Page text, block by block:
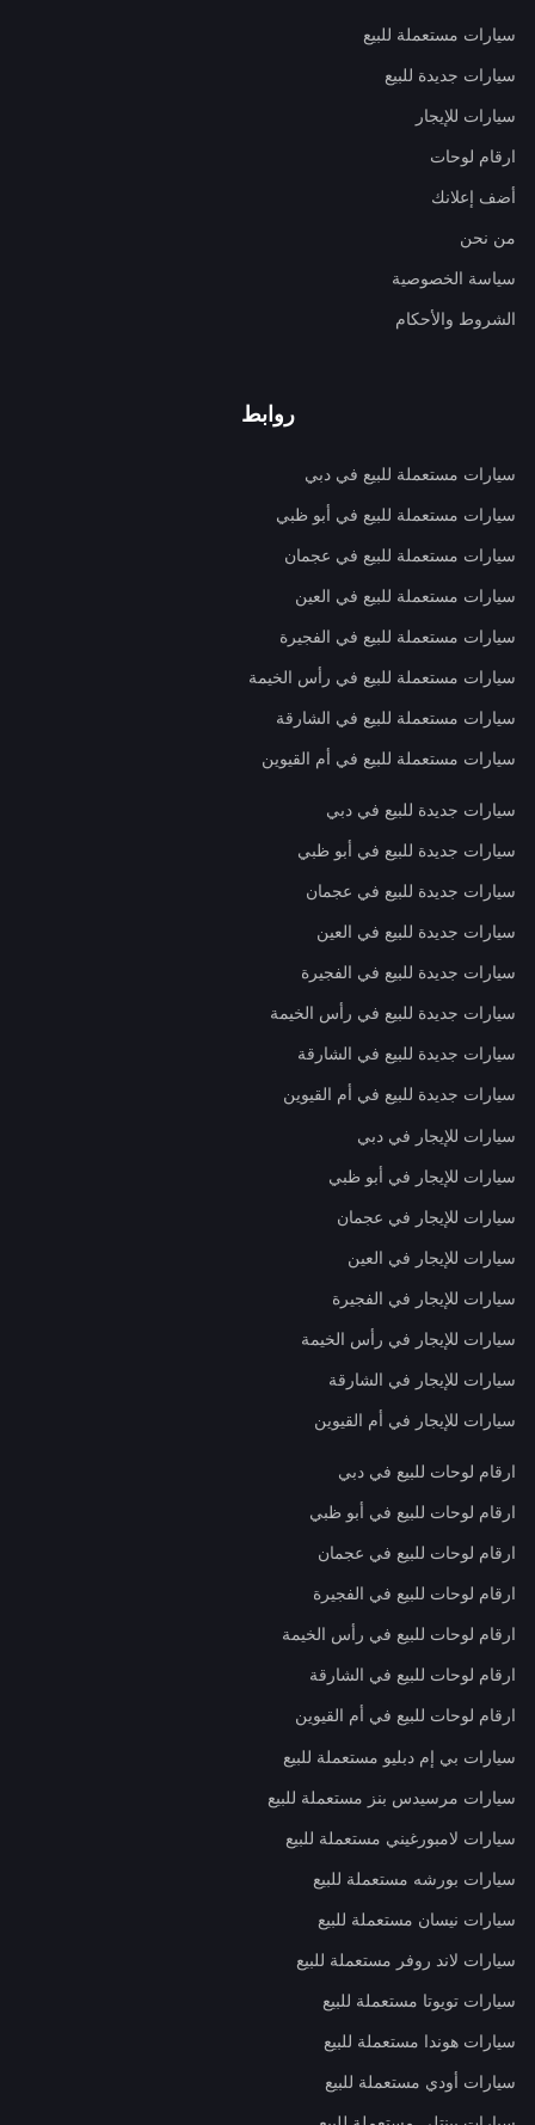
سيارات مستعملة للبيع
سيارات جديدة للبيع
سيارات للإيجار
ارقام لوحات
أضف إعلانك
من نحن
سياسة الخصوصية
الشروط والأحكام
روابط
سيارات مستعملة للبيع في دبي
سيارات مستعملة للبيع في أبو ظبي
سيارات مستعملة للبيع في عجمان
سيارات مستعملة للبيع في العين
سيارات مستعملة للبيع في الفجيرة
سيارات مستعملة للبيع في رأس الخيمة
سيارات مستعملة للبيع في الشارقة
سيارات مستعملة للبيع في أم القيوين
سيارات جديدة للبيع في دبي
سيارات جديدة للبيع في أبو ظبي
سيارات جديدة للبيع في عجمان
سيارات جديدة للبيع في العين
سيارات جديدة للبيع في الفجيرة
سيارات جديدة للبيع في رأس الخيمة
سيارات جديدة للبيع في الشارقة
سيارات جديدة للبيع في أم القيوين
سيارات للإيجار في دبي
سيارات للإيجار في أبو ظبي
سيارات للإيجار في عجمان
سيارات للإيجار في العين
سيارات للإيجار في الفجيرة
سيارات للإيجار في رأس الخيمة
سيارات للإيجار في الشارقة
سيارات للإيجار في أم القيوين
ارقام لوحات للبيع في دبي
ارقام لوحات للبيع في أبو ظبي
ارقام لوحات للبيع في عجمان
ارقام لوحات للبيع في الفجيرة
ارقام لوحات للبيع في رأس الخيمة
ارقام لوحات للبيع في الشارقة
ارقام لوحات للبيع في أم القيوين
سيارات بي إم دبليو مستعملة للبيع
سيارات مرسيدس بنز مستعملة للبيع
سيارات لامبورغيني مستعملة للبيع
سيارات بورشه مستعملة للبيع
سيارات نيسان مستعملة للبيع
سيارات لاند روفر مستعملة للبيع
سيارات تويوتا مستعملة للبيع
سيارات هوندا مستعملة للبيع
سيارات أودي مستعملة للبيع